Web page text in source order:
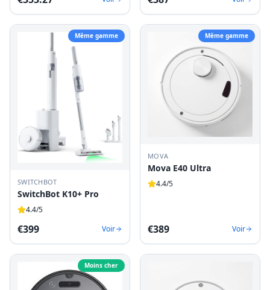
Même gamme
SWITCHBOT
SwitchBot K10+ Pro
4.4/5
€399 Voir
Même gamme
MOVA
Mova E40 Ultra
4.4/5
€389 Voir
Moins cher